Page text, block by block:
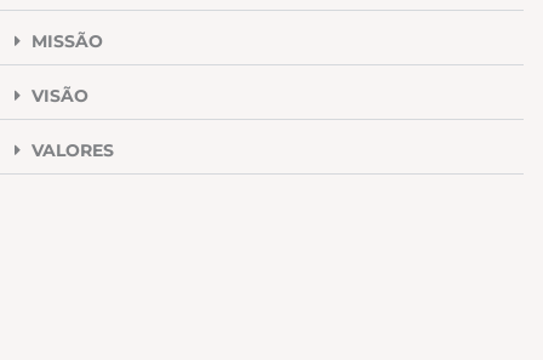
MISSÃO
VISÃO
VALORES